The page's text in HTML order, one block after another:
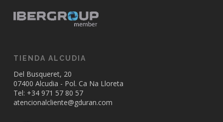
TIENDA ALCUDIA
Del Busqueret, 20
07400 Alcudia - Pol. Ca Na Lloreta
Tel: +34 971 57 80 57
atencionalcliente@gduran.com